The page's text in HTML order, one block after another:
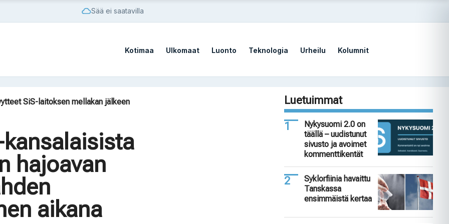
Sää ei saatavilla
Kotimaa Ulkomaat Luonto Teknologia Urheilu Kolumnit
SiS-laitoksen mellakan jälkeen
vaatii AfD:n kieltämistä
Kazakstanissa 70 vuoteen
sotilastukikohdista
hajoavan
aikana
Luetuimmat
Nykysuomi 2.0 on
täällä – uudistunut
sivusto ja avoimet
kommenttikentät
Syklorfiinia havaittu
Tanskassa
ensimmäistä kertaa